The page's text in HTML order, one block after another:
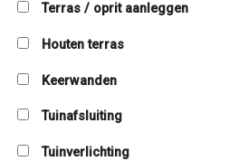
Terras / oprit aanleggen
Houten terras
Keerwanden
Tuinafsluiting
Tuinverlichting